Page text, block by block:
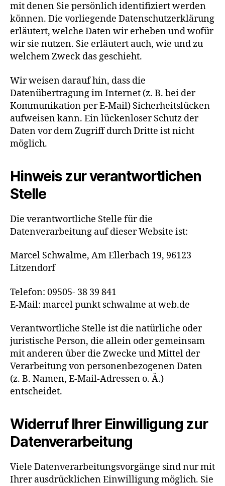
mit denen Sie persönlich identifiziert werden
können. Die vorliegende Datenschutzerklärung
erläutert, welche Daten wir erheben und wofür
wir sie nutzen. Sie erläutert auch, wie und zu
welchem Zweck das geschieht.
Wir weisen darauf hin, dass die
Datenübertragung im Internet (z. B. bei der
Kommunikation per E-Mail) Sicherheitslücken
aufweisen kann. Ein lückenloser Schutz der
Daten vor dem Zugriff durch Dritte ist nicht
möglich.
Hinweis zur verantwortlichen
Stelle
Die verantwortliche Stelle für die
Datenverarbeitung auf dieser Website ist:
Marcel Schwalme, Am Ellerbach 19, 96123
Litzendorf
Telefon: 09505- 38 39 841
E-Mail: marcel punkt schwalme at web.de
Verantwortliche Stelle ist die natürliche oder
juristische Person, die allein oder gemeinsam
mit anderen über die Zwecke und Mittel der
Verarbeitung von personenbezogenen Daten
(z. B. Namen, E-Mail-Adressen o. Ä.)
entscheidet.
Widerruf Ihrer Einwilligung zur
Datenverarbeitung
Viele Datenverarbeitungsvorgänge sind nur mit
Ihrer ausdrücklichen Einwilligung möglich. Sie